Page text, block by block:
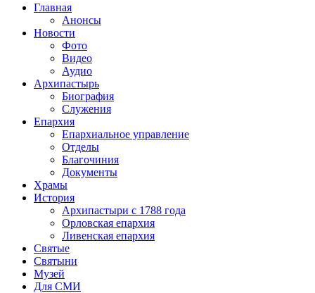
Главная
Анонсы
Новости
Фото
Видео
Аудио
Архипастырь
Биография
Служения
Епархия
Епархиальное управление
Отделы
Благочиния
Документы
Храмы
История
Архипастыри с 1788 года
Орловская епархия
Ливенская епархия
Святые
Святыни
Музей
Для СМИ